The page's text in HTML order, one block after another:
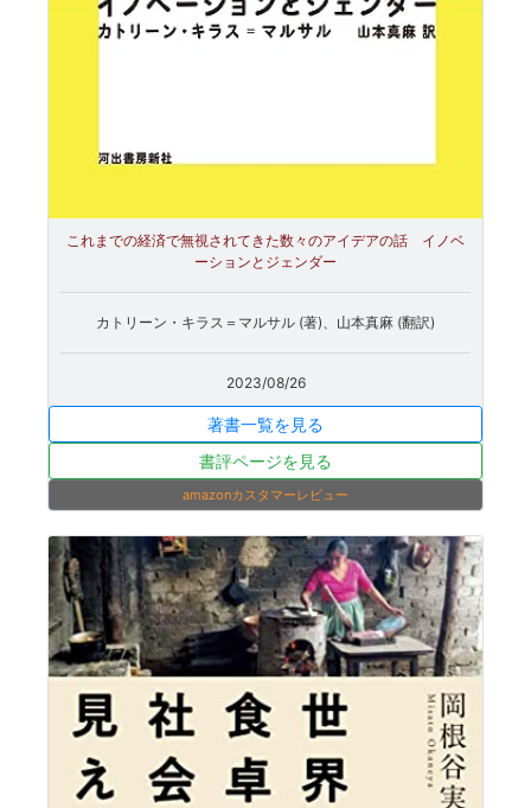
これまでの経済で無視されてきた数々のアイデアの話 イノベ
ーションとジェンダー
カトリーン・キラス＝マルサル (著)、山本真麻 (翻訳)
2023/08/26
著書一覧を見る
書評ページを見る
amazonカスタマーレビュー